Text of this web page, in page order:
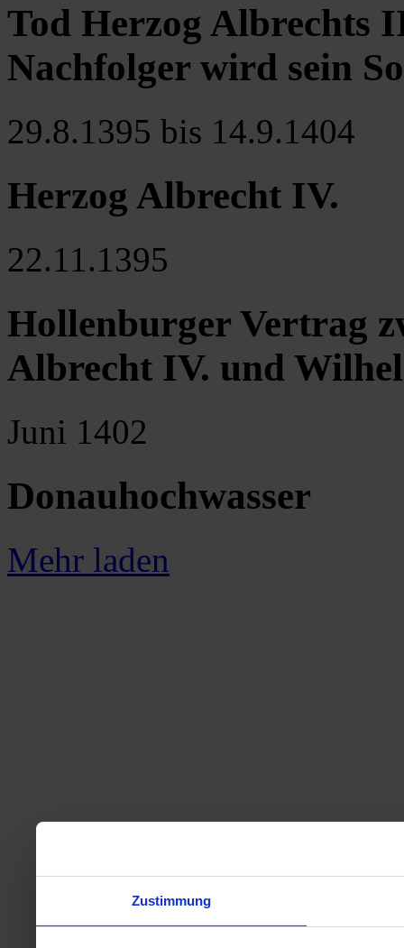
Zustimmung
Tod Herzog Albrechts
Nachfolger wird sein
29.8.1395 bis 14.9.1404
Herzog Albrecht IV.
22.11.1395
Hollenburger Vertrag
Albrecht IV. und
Juni 1402
Donauhochwasser
Mehr laden